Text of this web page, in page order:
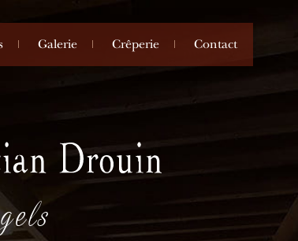
Galerie Crêperie Contact